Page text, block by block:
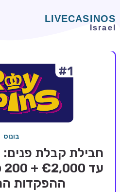
משחקים אונליין
משחקים חינמיים
בלאקג'ק אונליין
#1
בונוס
ההפקדות